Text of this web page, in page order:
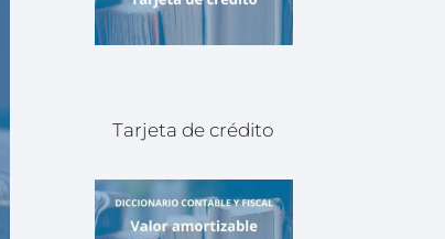
Tarjeta de crédito